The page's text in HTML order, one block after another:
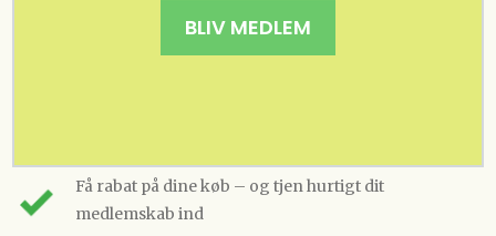
BLIV MEDLEM
Få rabat på dine køb – og tjen hurtigt dit
medlemskab ind